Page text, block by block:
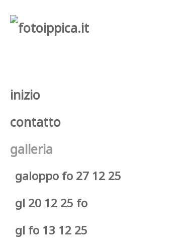
inizio
contatto
galleria
galoppo fo 27 12 25
gl 20 12 25 fo
gl fo 13 12 25